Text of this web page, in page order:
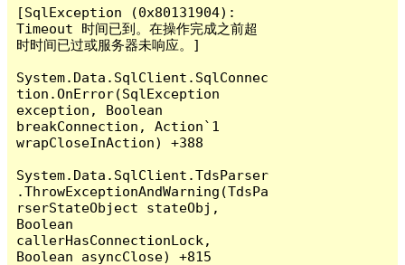
[SqlException (0x80131904):
Timeout 时间已到。在操作完成之前超
时时间已过或服务器未响应。]
System.Data.SqlClient.SqlConnec
tion.OnError(SqlException
exception, Boolean
breakConnection, Action`1
wrapCloseInAction) +388
System.Data.SqlClient.TdsParser
.ThrowExceptionAndWarning(TdsPa
rserStateObject stateObj,
Boolean
callerHasConnectionLock,
Boolean asyncClose) +815